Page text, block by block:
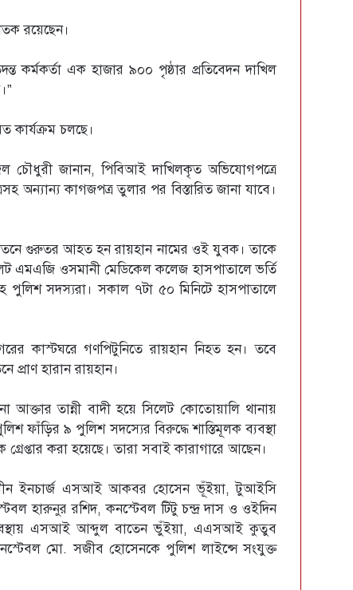
রয়েছেন।
কর্মকর্তা এক হাজার ৯০০ পৃষ্ঠার প্রতিবেদন দাখিল
কার্যক্রম চলছে।
চৌধুরী জানান, পিবিআই দাখিলকৃত অভিযোগপত্রে
কাগজপত্র তুলার পর বিস্তারিত জানা যাবে।
গুরুতর আহত হন রায়হান নামের ওই যুবক। তাকে
এমএজি ওসমানী মেডিকেল কলেজ হাসপাতালে ভর্তি
সদস্যরা। সকাল ৭টা ৫০ মিনিটে হাসপাতালে
কাস্টঘরে গণপিটুনিতে রায়হান নিহত হন। তবে
প্রাণ হারান রায়হান।
আক্তার তান্নী বাদী হয়ে সিলেট কোতোয়ালি থানায়
ফাঁড়ির ৯ পুলিশ সদস্যের বিরুদ্ধে শাস্তিমূলক ব্যবস্থা
করা হয়েছে। তারা সবাই কারাগারে আছেন।
ইনচার্জ এসআই আকবর হোসেন ভূঁইয়া, টুআইসি
রশিদ, কনস্টেবল টিটু চন্দ্র দাস ও ওইদিন
অবস্থায় এসআই আব্দুল বাতেন ভুঁইয়া, এএসআই কুতুব
মো. সজীব হোসেনকে পুলিশ লাইন্সে সংযুক্ত